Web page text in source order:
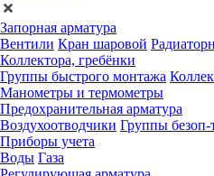
Запорная арматура
Вентили Кран шаровой
Коллектора, гребёнки
Группы быстрого монтажа
Манометры и термометры
Предохранительная арматура
Воздухоотводчики Группы безоп-
Приборы учета
Воды Газа